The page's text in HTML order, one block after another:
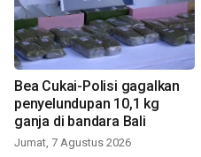
Bea Cukai-Polisi gagalkan
penyelundupan 10,1 kg
ganja di bandara Bali
Jumat, 7 Agustus 2026